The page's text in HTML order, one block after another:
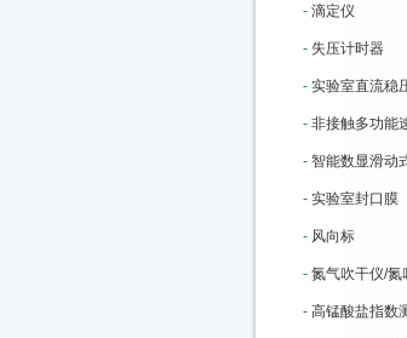
- 滴定仪
- 失压计时器
- 实验室直流稳
- 非接触多功能
- 智能数显滑动
- 实验室封口膜
- 风向标
- 氮气吹干仪/氮
- 高锰酸盐指数